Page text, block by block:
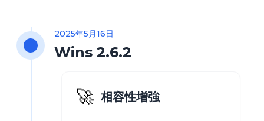
2025年5月16日
Wins 2.6.2
🚀 相容性增強